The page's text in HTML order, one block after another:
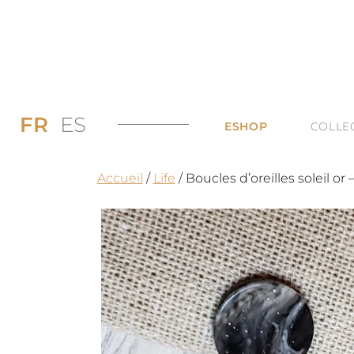
FR ES ESHOP
LES COLLIERS
LES BOUCLES
LES BRACELETS
TOUTES LES
Accueil / Life / Boucles d’oreilles soleil or